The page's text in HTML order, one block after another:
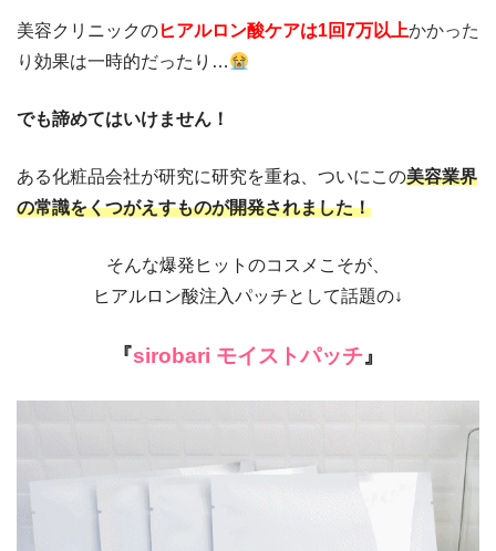
美容クリニックのヒアルロン酸ケアは1回7万以上かかった
り 効果は一時的だったり…
でも諦めてはいけません！
ある化粧品会社が研究に研究を重ね、ついにこの美容業界
の常識をくつがえすものが開発されました！
そんな爆発ヒットのコスメこそが、
ヒアルロン酸注入パッチとして話題の↓
『sirobari モイストパッチ』